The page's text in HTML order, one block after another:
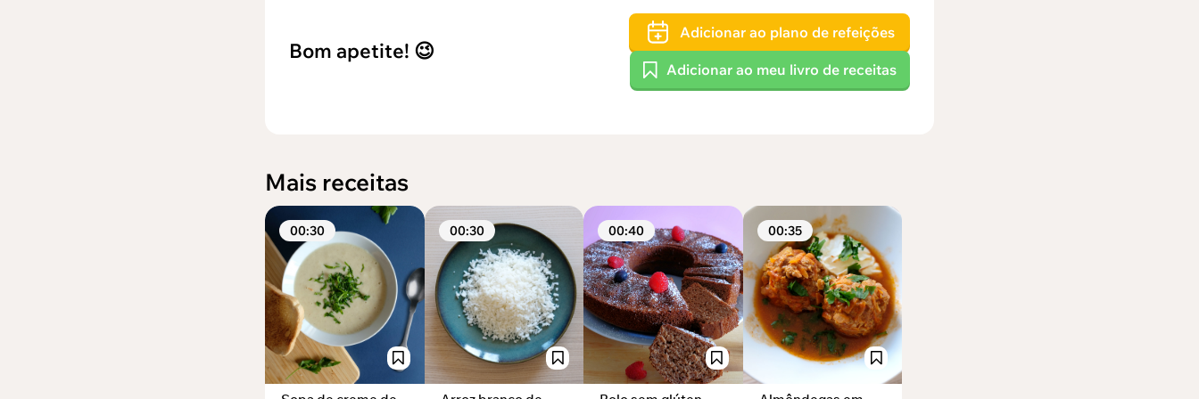
Bom apetite! 😉
Adicionar ao plano de refeições
Adicionar ao meu livro de receitas
Mais receitas
00:30 00:30 00:40 00:35